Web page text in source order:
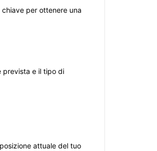
per ottenere una
prevista e il tipo di
attuale del tuo